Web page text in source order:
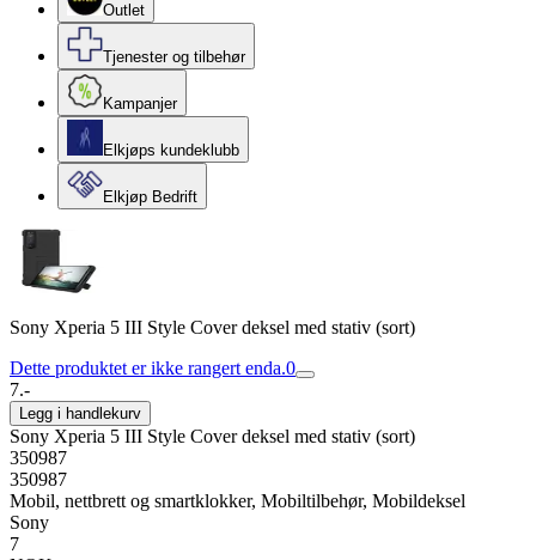
Outlet
Tjenester og tilbehør
Kampanjer
Elkjøps kundeklubb
Elkjøp Bedrift
Sony Xperia 5 III Style Cover deksel med stativ (sort)
Dette produktet er ikke rangert enda.0
7.-
Legg i handlekurv
Sony Xperia 5 III Style Cover deksel med stativ (sort)
350987
350987
Mobil, nettbrett og smartklokker, Mobiltilbehør, Mobildeksel
Sony
7